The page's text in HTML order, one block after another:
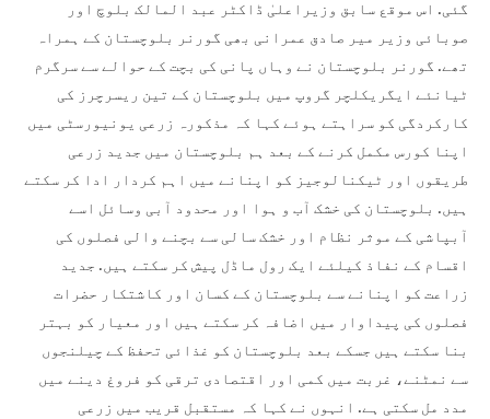
گئی. اس موقع سابق وزیراعلیٰ ڈاکٹر عبد المالک بلوچ اور
صوبائی وزیر میر صادق عمرانی بھی گورنر بلوچستان کے ہمراہ
تھے. گورنر بلوچستان نے وہاں پانی کی بچت کے حوالے سے سرگرم
ٹیانئے ایگریکلچر گروپ میں بلوچستان کے تین ریسرچرز کی
کارکردگی کو سراہتے ہوئے کہا کہ مذکورہ زرعی یونیورسٹی میں
اپنا کورس مکمل کرنے کے بعد ہم بلوچستان میں جدید زرعی
طریقوں اور ٹیکنالوجیز کو اپنانے میں اہم کردار ادا کر سکتے
ہیں. بلوچستان کی خشک آب و ہوا اور محدود آبی وسائل اسے
آبپاشی کے موثر نظام اور خشک سالی سے بچنے والی فصلوں کی
اقسام کے نفاذ کیلئے ایک رول ماڈل پیش کر سکتے ہیں. جدید
زراعت کو اپنانے سے بلوچستان کے کسان اور کاشتکار حضرات
فصلوں کی پیداوار میں اضافہ کر سکتے ہیں اور معیار کو بہتر
بنا سکتے ہیں جسکے بعد بلوچستان کو غذائی تحفظ کے چیلنجوں
سے نمٹنے، غربت میں کمی اور اقتصادی ترقی کو فروغ دینے میں
مدد مل سکتی ہے. انہوں نے کہا کہ مستقبل قریب میں زرعی